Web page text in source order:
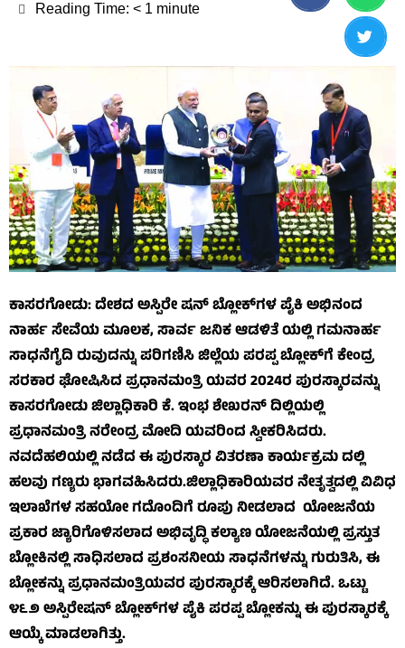
Reading Time: < 1 minute
ಕಾಸರಗೋಡು: ದೇಶದ ಅಸ್ಪಿರೇ ಷನ್ ಬ್ಲೋಕ್‌ಗಳ ಪೈಕಿ ಅಭಿನಂದ
ನಾರ್ಹ ಸೇವೆಯ ಮೂಲಕ, ಸಾರ್ವ ಜನಿಕ ಆಡಳಿತೆ ಯಲ್ಲಿ ಗಮನಾರ್ಹ
ಸಾಧನೆಗೈದಿ ರುವುದನ್ನು ಪರಿಗಣಿಸಿ ಜಿಲ್ಲೆಯ ಪರಪ್ಪ ಬ್ಲೋಕ್‌ಗೆ ಕೇಂದ್ರ
ಸರಕಾರ ಘೋಷಿಸಿದ ಪ್ರಧಾನಮಂತ್ರಿ ಯವರ 2024ರ ಪುರಸ್ಕಾರವನ್ನು
ಕಾಸರಗೋಡು ಜಿಲ್ಲಾಧಿಕಾರಿ ಕೆ. ಇಂಭ ಶೇಖರನ್ ದಿಲ್ಲಿಯಲ್ಲಿ
ಪ್ರಧಾನಮಂತ್ರಿ ನರೇಂದ್ರ ಮೋದಿ ಯವರಿಂದ ಸ್ವೀಕರಿಸಿದರು.
ನವದೆಹಲಿಯಲ್ಲಿ ನಡೆದ ಈ ಪುರಸ್ಕಾರ ವಿತರಣಾ ಕಾರ್ಯಕ್ರಮ ದಲ್ಲಿ
ಹಲವು ಗಣ್ಯರು ಭಾಗವಹಿಸಿದರು.ಜಿಲ್ಲಾಧಿಕಾರಿಯವರ ನೇತೃತ್ವದಲ್ಲಿ ವಿವಿಧ
ಇಲಾಖೆಗಳ ಸಹಯೋ ಗದೊಂದಿಗೆ ರೂಪು ನೀಡಲಾದ ಯೋಜನೆಯ
ಪ್ರಕಾರ ಜ್ಯಾರಿಗೊಳಿಸಲಾದ ಅಭಿವೃದ್ಧಿ ಕಲ್ಯಾಣ ಯೋಜನೆಯಲ್ಲಿ ಪ್ರಸ್ತುತ
ಬ್ಲೋಕಿನಲ್ಲಿ ಸಾಧಿಸಲಾದ ಪ್ರಶಂಸನೀಯ ಸಾಧನೆಗಳನ್ನು ಗುರುತಿಸಿ, ಈ
ಬ್ಲೋಕನ್ನು ಪ್ರಧಾನಮಂತ್ರಿಯವರ ಪುರಸ್ಕಾರಕ್ಕೆ ಆರಿಸಲಾಗಿದೆ. ಒಟ್ಟು
೪೬೨ ಅಸ್ಪಿರೇಷನ್ ಬ್ಲೋಕ್‌ಗಳ ಪೈಕಿ ಪರಪ್ಪ ಬ್ಲೋಕನ್ನು ಈ ಪುರಸ್ಕಾರಕ್ಕೆ
ಆಯ್ಕೆ ಮಾಡಲಾಗಿತ್ತು.